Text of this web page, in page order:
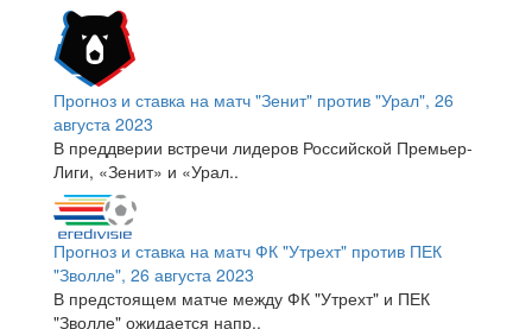
Прогноз и ставка на матч "Зенит" против "Урал", 26
августа 2023
В преддверии встречи лидеров Российской Премьер-
Лиги, «Зенит» и «Урал..
Прогноз и ставка на матч ФК "Утрехт" против ПЕК
"Зволле", 26 августа 2023
В предстоящем матче между ФК "Утрехт" и ПЕК
"Зволле" ожидается напр..